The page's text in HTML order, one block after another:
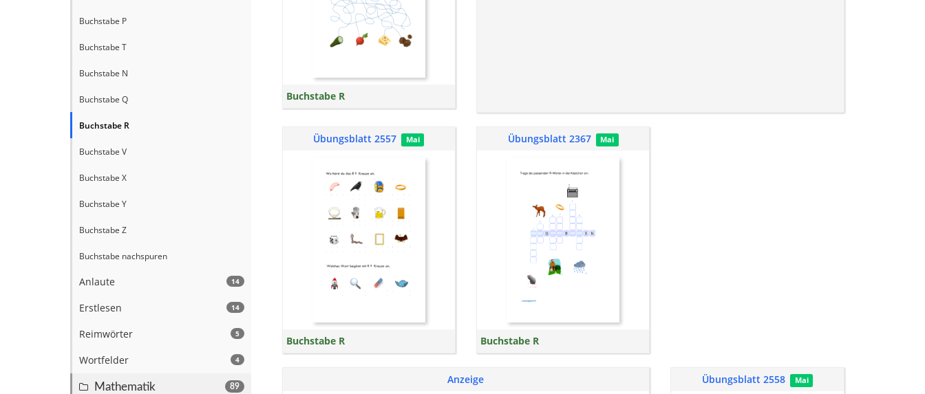
Buchstabe P
Buchstabe T
Buchstabe N
Buchstabe Q
Buchstabe R
Buchstabe V
Buchstabe X
Buchstabe Y
Buchstabe Z
Buchstabe nachspuren
14
Anlaute
14
Erstlesen
5
Reimwörter
4
Wortfelder
89
Mathematik
Buchstabe R
Übungsblatt 2557 Mai
Buchstabe R
Übungsblatt 2367 Mai
Buchstabe R
Anzeige Übungsblatt 2558 Mai